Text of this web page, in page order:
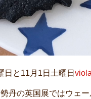
日と11月1日土曜日
丹の英国展ではウェ